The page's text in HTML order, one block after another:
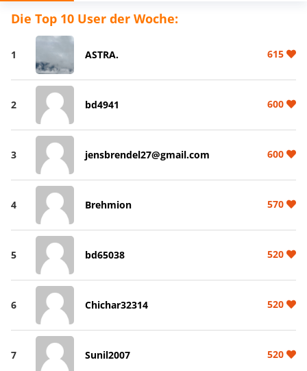
Die Top 10 User der Woche:
1 ASTRA. 615
2 bd4941 600
3 jensbrendel27@gmail.com 600
4 Brehmion 570
5 bd65038 520
6 Chichar32314 520
7 Sunil2007 520